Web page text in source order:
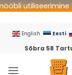
English Eesti
Sõbra 58